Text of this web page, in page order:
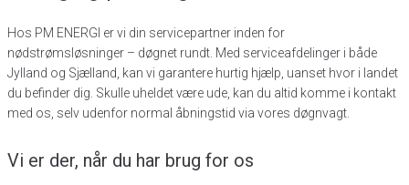
Hos PM ENERGI er vi din servicepartner inden for
nødstrømsløsninger – døgnet rundt. Med serviceafdelinger i både
Jylland og Sjælland, kan vi garantere hurtig hjælp, uanset hvor i landet
du befinder dig. Skulle uheldet være ude, kan du altid komme i kontakt
med os, selv udenfor normal åbningstid via vores døgnvagt.
Vi er der, når du har brug for os